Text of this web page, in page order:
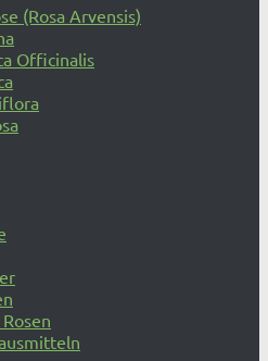
(Rosa Arvensis)
Officinalis